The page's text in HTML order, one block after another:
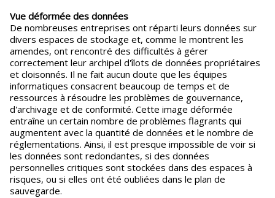
Vue déformée des données
De nombreuses entreprises ont réparti leurs données sur
divers espaces de stockage et, comme le montrent les
amendes, ont rencontré des difficultés à gérer
correctement leur archipel d'îlots de données propriétaires
et cloisonnés. Il ne fait aucun doute que les équipes
informatiques consacrent beaucoup de temps et de
ressources à résoudre les problèmes de gouvernance,
d'archivage et de conformité. Cette image déformée
entraîne un certain nombre de problèmes flagrants qui
augmentent avec la quantité de données et le nombre de
réglementations. Ainsi, il est presque impossible de voir si
les données sont redondantes, si des données
personnelles critiques sont stockées dans des espaces à
risques, ou si elles ont été oubliées dans le plan de
sauvegarde.